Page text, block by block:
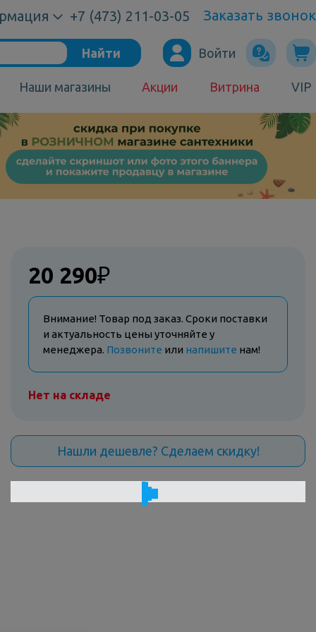
+7 (473) 211-03-05 Заказать звонок
Найти
Наши магазины Акции Витрина VIP
Войти
20 290₽
Внимание! Товар под заказ. Сроки поставки
и актуальность цены уточняйте у
менеджера. Позвоните или напишите нам!
Нет на складе
Нашли дешевле? Сделаем скидку!